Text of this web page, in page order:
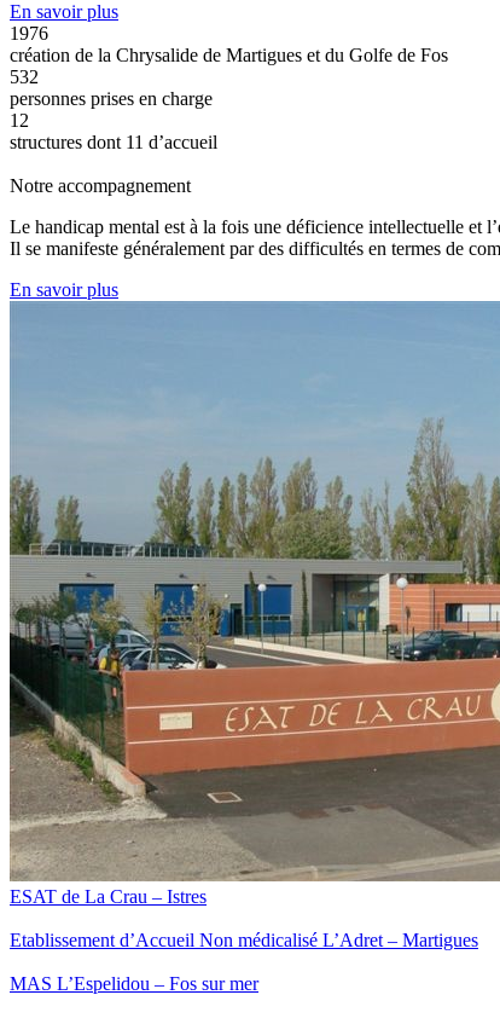
En savoir plus
1976
création de la Chrysalide de Martigues et du Golfe de Fos
532
personnes prises en charge
12
structures dont 11 d’accueil
Notre accompagnement
Le handicap mental est à la fois une déficience intellectuelle et
Il se manifeste généralement par des difficultés en termes de
En savoir plus
ESAT de La Crau – Istres
Etablissement d’Accueil Non médicalisé L’Adret – Martigues
MAS L’Espelidou – Fos sur mer